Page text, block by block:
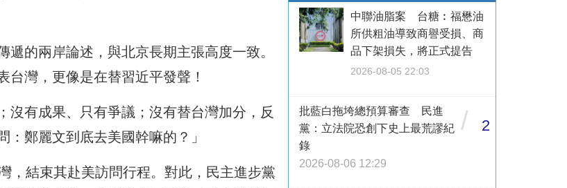
的兩岸論述，與北京長期主張高度一致。
灣，更像是在替習近平發聲！
沒有成果、只有爭議；沒有替台灣加分，反
鄭麗文到底去美國幹嘛的？」
，結束其赴美訪問行程。對此，民主進步黨
中聯油脂案 台糖︰福懋油
所供粗油導致商譽受損、商
品下架損失，將正式提告
2026-08-05 22:03
批藍白拖垮總預算審查 民進
黨：立法院恐創下史上最荒謬紀
錄
2026-08-06 12:29
/ 2